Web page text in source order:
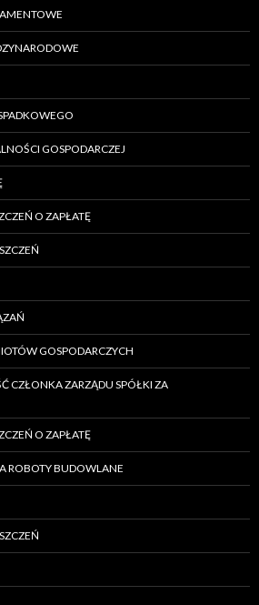
GOSPODARCZEJ
O ZAPŁATĘ
GOSPODARCZYCH
CZŁONKA ZARZĄDU SPÓŁKI ZA
O ZAPŁATĘ
ROBOTY BUDOWLANE